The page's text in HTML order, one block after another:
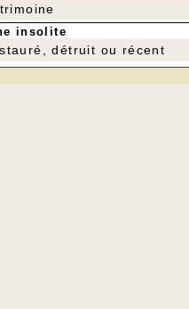
insolite
détruit ou récent